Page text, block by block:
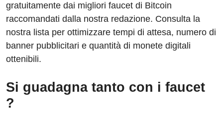
gratuitamente dai migliori faucet di Bitcoin
raccomandati dalla nostra redazione. Consulta la
nostra lista per ottimizzare tempi di attesa, numero di
banner pubblicitari e quantità di monete digitali
ottenibili.
Si guadagna tanto con i faucet
?